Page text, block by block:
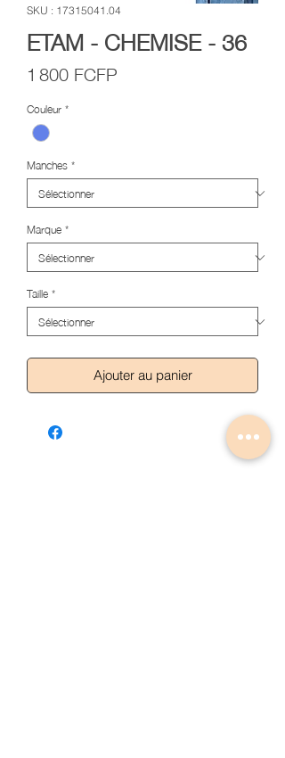
SKU : 17315041.04
ETAM - CHEMISE - 36
1 800 FCFP
Couleur*
Manches*
Marque*
Taille*
Ajouter au panier